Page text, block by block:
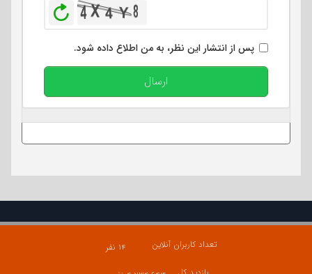
بازخوانی
پس از انتشار این نظر، به من اطلاع داده شود.
ارسال
تعداد کاربران آنلاین
۱۴ نفر